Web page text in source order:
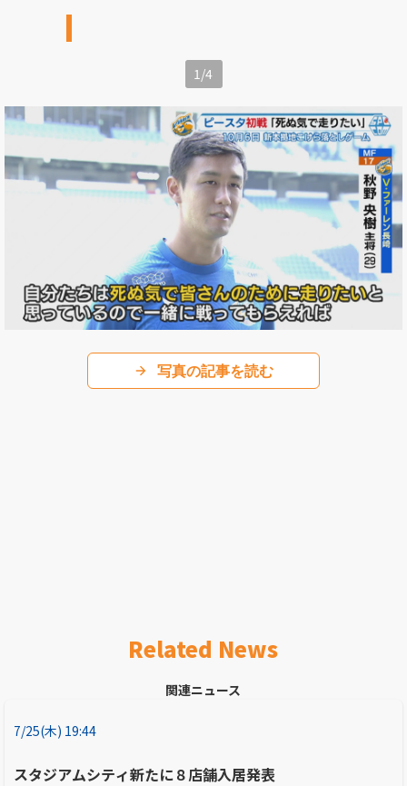
1/4
写真の記事を読む
Related News
関連ニュース
7/25(木) 19:44
スタジアムシティ新たに８店舗入居発表